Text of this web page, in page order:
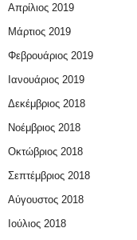
Απρίλιος 2019
Μάρτιος 2019
Φεβρουάριος 2019
Ιανουάριος 2019
Δεκέμβριος 2018
Νοέμβριος 2018
Οκτώβριος 2018
Σεπτέμβριος 2018
Αύγουστος 2018
Ιούλιος 2018